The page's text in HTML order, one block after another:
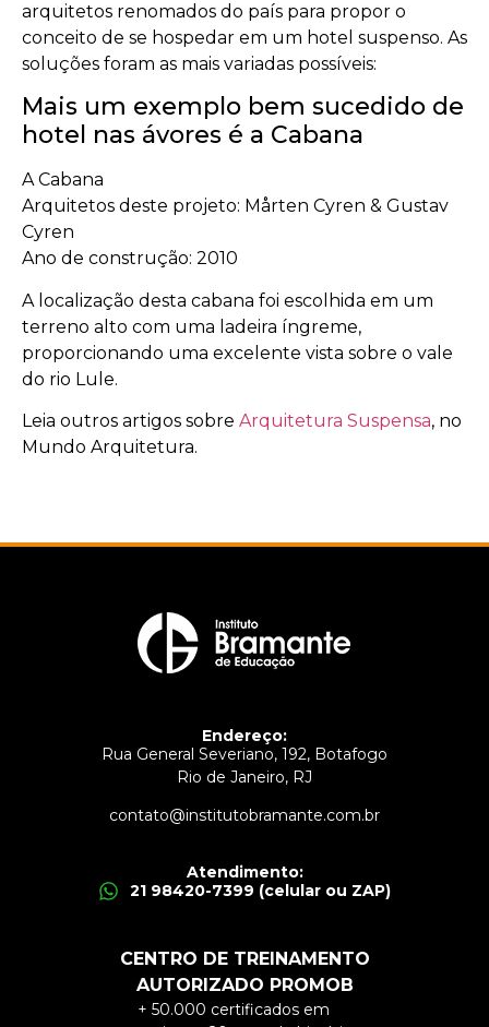
arquitetos renomados do país para propor o
conceito de se hospedar em um hotel suspenso. As
soluções foram as mais variadas possíveis:
Mais um exemplo bem sucedido de
hotel nas ávores é a Cabana
A Cabana
Arquitetos deste projeto: Mårten Cyren & Gustav
Cyren
Ano de construção: 2010
A localização desta cabana foi escolhida em um
terreno alto com uma ladeira íngreme,
proporcionando uma excelente vista sobre o vale
do rio Lule.
Leia outros artigos sobre Arquitetura Suspensa, no
Mundo Arquitetura.
Endereço:
Rua General Severiano, 192, Botafogo
Rio de Janeiro, RJ
contato@institutobramante.com.br
Atendimento:
21 98420-7399 (celular ou ZAP)
CENTRO DE TREINAMENTO
AUTORIZADO PROMOB
+ 50.000 certificados em